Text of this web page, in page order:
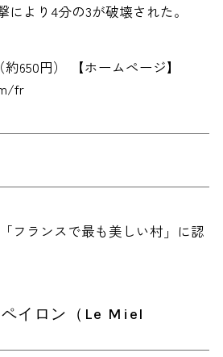
により4分の3が破壊された。
約650円） 【ホームページ】
fr
フランスで最も美しい村」に認
イロン（Le Miel